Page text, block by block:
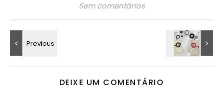
Sem comentários
DEIXE UM COMENTÁRIO